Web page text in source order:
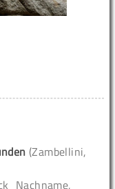
(Zambellini,